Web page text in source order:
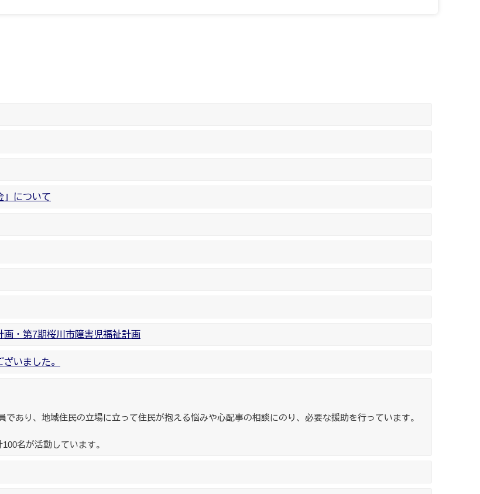
」について
・第7期桜川市障害児福祉計画
いました。
あり、地域住民の立場に立って住民が抱える悩みや心配事の相談にのり、必要な援助を行っています。
名が活動しています。